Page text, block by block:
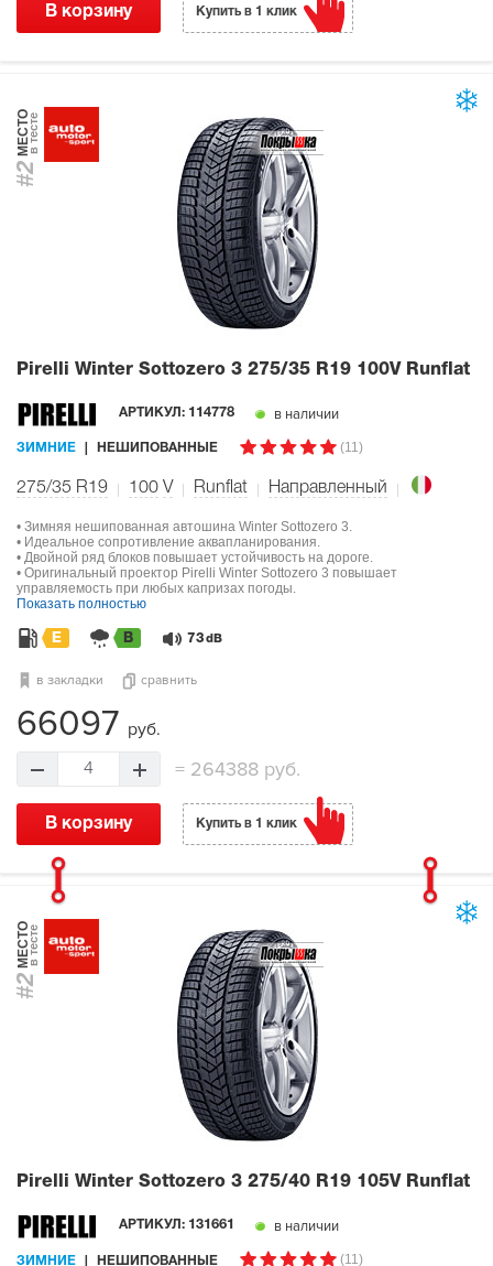
В корзину Купить в 1 клик
#2
МЕСТОв тесте
Pirelli Winter Sottozero 3 275/35 R19 100V Runflat
АРТИКУЛ: 114778 в наличии
ЗИМНИЕ НЕШИПОВАННЫЕ (11)
275/35 R19 100 V Runflat Направленный
• Зимняя нешипованная автошина Winter Sottozero 3.
• Идеальное сопротивление аквапланирования.
• Двойной ряд блоков повышает устойчивость на дороге.
• Оригинальный проектор Pirelli Winter Sottozero 3 повышает
управляемость при любых капризах погоды.
Показать полностью
E B 73 dB
в закладки сравнить
66097 руб.
4 =264388 руб.
В корзину Купить в 1 клик
#2
МЕСТОв тесте
Pirelli Winter Sottozero 3 275/40 R19 105V Runflat
АРТИКУЛ: 131661 в наличии
ЗИМНИЕ НЕШИПОВАННЫЕ (11)